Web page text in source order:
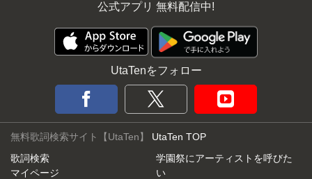
公式アプリ 無料配信中!
UtaTenをフォロー
無料歌詞検索サイト【UtaTen】 UtaTen TOP
歌詞検索
マイページ
学園祭にアーティストを呼びた
い